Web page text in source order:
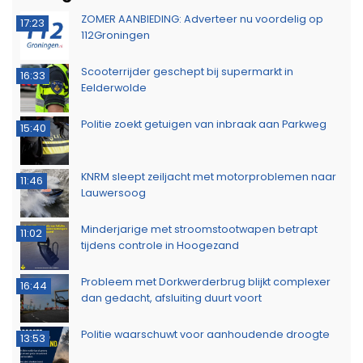
17:23
ZOMER AANBIEDING: Adverteer nu voordelig op
112Groningen
16:33
Scooterrijder geschept bij supermarkt in
Eelderwolde
15:40 Politie zoekt getuigen van inbraak aan Parkweg
11:46
KNRM sleept zeiljacht met motorproblemen naar
Lauwersoog
11:02
Minderjarige met stroomstootwapen betrapt
tijdens controle in Hoogezand
16:44
Probleem met Dorkwerderbrug blijkt complexer
dan gedacht, afsluiting duurt voort
13:53 Politie waarschuwt voor aanhoudende droogte